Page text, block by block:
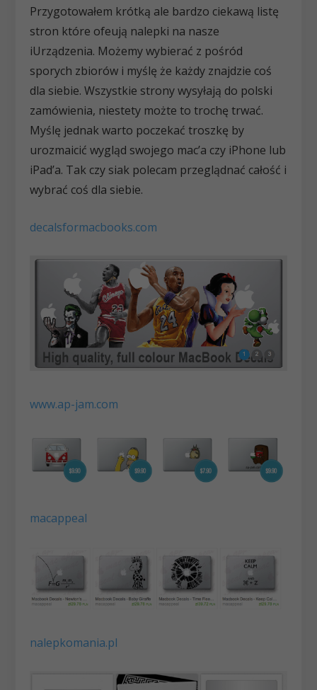
Przygotowałem krótką ale bardzo ciekawą listę
stron które ofeują nalepki na nasze
iUrządzenia. Możemy wybierać z pośród
sporych zbiorów i myślę że każdy znajdzie coś
dla siebie. Wszystkie strony wysyłają do polski
zamówienia, niestety możte to trochę trwać.
Myślę jednak warto poczekać troszkę by
urozmaicić wygląd swojego mac’a czy iPhone lub
iPad’a. Tak czy siak polecam przeglądnać całość i
wybrać coś dla siebie.
decalsformacbooks.com
www.ap-jam.com
macappeal
nalepkomania.pl